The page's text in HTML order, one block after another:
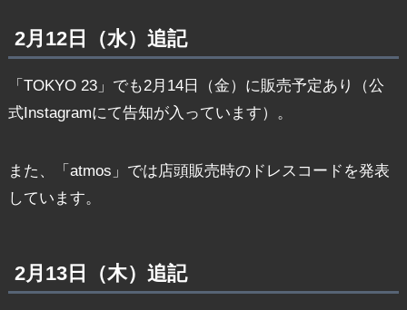
2月12日（水）追記
「TOKYO 23」でも2月14日（金）に販売予定あり（公
式Instagramにて告知が入っています）。
また、「atmos」では店頭販売時のドレスコードを発表
しています。
2月13日（木）追記